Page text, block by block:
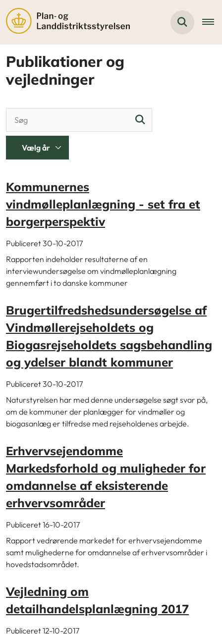
Publikationer og
vejledninger
Kommunernes
vindmølleplanlægning - set fra et
borgerperspektiv
Publiceret 30-10-2017
Rapporten indeholder resultaterne af en
interviewundersøgelse om vindmølleplanlægning
gennemført i to danske kommuner
Brugertilfredshedsundersøgelse af
Vindmøllerejseholdets og
Biogasrejseholdets sagsbehandling
og ydelser blandt kommuner
Publiceret 30-10-2017
Naturstyrelsen har med denne undersøgelse søgt svar på,
om de kommuner der planlægger for vindmøller og
biogasanlæg er tilfredse med rejseholdenes arbejde.
Erhvervsejendomme
Markedsforhold og muligheder for
omdannelse af eksisterende
erhvervsområder
Publiceret 16-10-2017
Rapport vedrørende markedet for erhvervsejendomme
samt mulighederne for omdannelse af erhvervsområder i
hovedstadsområdet.
Vejledning om
detailhandelsplanlægning 2017
Publiceret 12-10-2017